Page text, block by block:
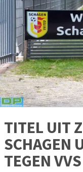
TITEL UIT
SCHAGEN
TEGEN